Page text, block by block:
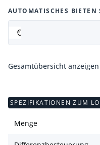
AUTOMATISCHES BIETEN
€
Gesamtübersicht anzeigen
SPEZIFIKATIONEN ZUM
Menge